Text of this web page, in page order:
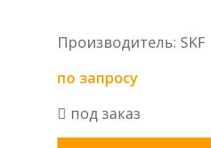
Производитель: SKF
по запросу
под заказ